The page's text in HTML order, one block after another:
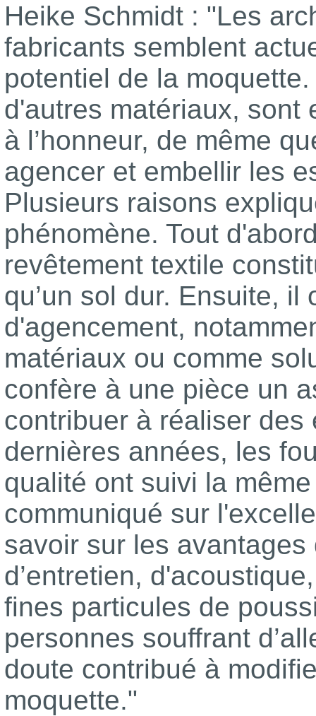
Heike Schmidt : "Les
fabricants semblent
potentiel de la
d'autres matériaux, sont
à l’honneur, de même
agencer et embellir les
Plusieurs raisons
phénomène. Tout
revêtement textile
qu’un sol dur. Ensuite,
d'agencement,
matériaux ou comme
confère à une pièce un
contribuer à réaliser
dernières années, les
qualité ont suivi la
communiqué sur
savoir sur les
d’entretien,
fines particules de
personnes souffrant
doute contribué à
moquette."